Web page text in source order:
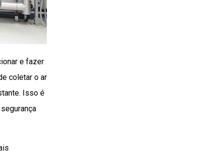
e fazer
coletar o ar
Isso é